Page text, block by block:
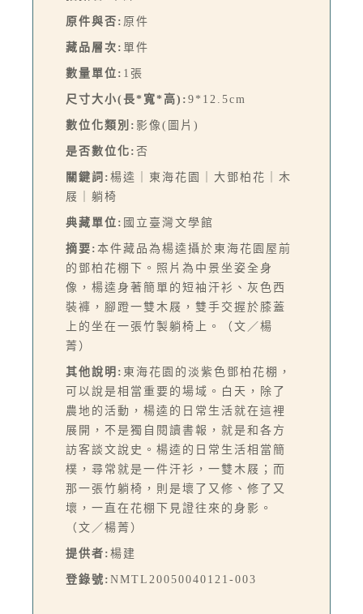
原件與否: 原件
藏品層次: 單件
數量單位: 1張
尺寸大小(長*寬*高): 9*12.5cm
數位化類別: 影像(圖片)
是否數位化: 否
關鍵詞: 楊逵｜東海花園｜大鄧柏花｜木
屐｜躺椅
典藏單位: 國立臺灣文學館
摘要: 本件藏品為楊逵攝於東海花園屋前
的鄧柏花棚下。照片為中景坐姿全身
像，楊逵身著簡單的短袖汗衫、灰色西
裝褲，腳蹬一雙木屐，雙手交握於膝蓋
上的坐在一張竹製躺椅上。（文／楊
菁）
其他說明: 東海花園的淡紫色鄧柏花棚，
可以說是相當重要的場域。白天，除了
農地的活動，楊逵的日常生活就在這裡
展開，不是獨自閱讀書報，就是和各方
訪客談文說史。楊逵的日常生活相當簡
樸，尋常就是一件汗衫，一雙木屐；而
那一張竹躺椅，則是壞了又修、修了又
壞，一直在花棚下見證往來的身影。
（文／楊菁）
提供者: 楊建
登錄號: NMTL20050040121-003